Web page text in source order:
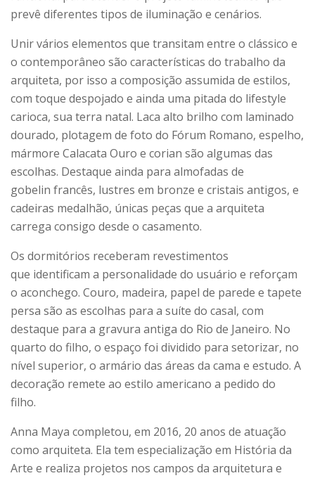
prevê diferentes tipos de iluminação e cenários.
Unir vários elementos que transitam entre o clássico e
o contemporâneo são características do trabalho da
arquiteta, por isso a composição assumida de estilos,
com toque despojado e ainda uma pitada do lifestyle
carioca, sua terra natal. Laca alto brilho com laminado
dourado, plotagem de foto do Fórum Romano, espelho,
mármore Calacata Ouro e corian são algumas das
escolhas. Destaque ainda para almofadas de
gobelin francês, lustres em bronze e cristais antigos, e
cadeiras medalhão, únicas peças que a arquiteta
carrega consigo desde o casamento.
Os dormitórios receberam revestimentos
que identificam a personalidade do usuário e reforçam
o aconchego. Couro, madeira, papel de parede e tapete
persa são as escolhas para a suíte do casal, com
destaque para a gravura antiga do Rio de Janeiro. No
quarto do filho, o espaço foi dividido para setorizar, no
nível superior, o armário das áreas da cama e estudo. A
decoração remete ao estilo americano a pedido do
filho.
Anna Maya completou, em 2016, 20 anos de atuação
como arquiteta. Ela tem especialização em História da
Arte e realiza projetos nos campos da arquitetura e